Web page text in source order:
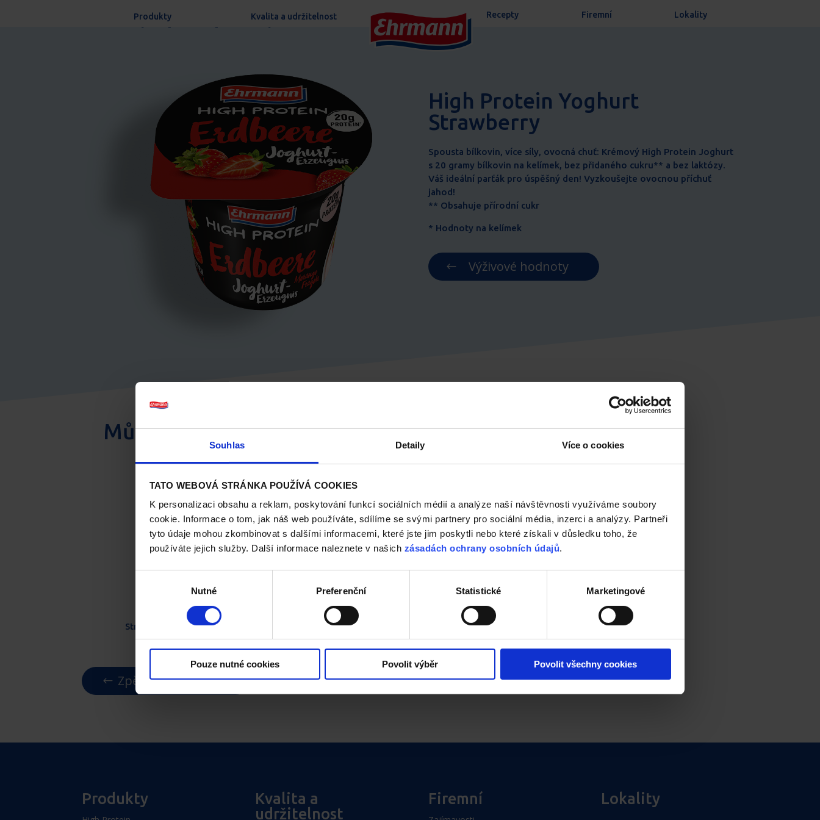
Souhlas Detaily Více o cookies
TATO WEBOVÁ STRÁNKA POUŽÍVÁ COOKIES
K personalizaci obsahu a reklam, poskytování funkcí sociálních médií a analýze naší návštěvnosti využíváme soubory
cookie. Informace o tom, jak náš web používáte, sdílíme se svými partnery pro sociální média, inzerci a analýzy. Partneři
tyto údaje mohou zkombinovat s dalšími informacemi, které jste jim poskytli nebo které získali v důsledku toho, že
používáte jejich služby. Další informace naleznete v našich zásadách ochrany osobních údajů.
Nutné Preferenční Statistické Marketingové
Pouze nutné cookies Povolit výběr Povolit všechny cookies
Produkty Kvalita a udržitelnost Recepty Firemní Lokality
High Protein Yoghurt Strawberry
High Protein Yoghurt
Strawberry
Spousta bílkovin, více síly, ovocná chuť: Krémový High Protein Joghurt
s 20 gramy bílkovin na kelímek, bez přidaného cukru** a bez laktózy.
Váš ideální parťák pro úspěšný den! Vyzkoušejte ovocnou příchuť
jahod!
** Obsahuje přírodní cukr
* Hodnoty na kelímek
Výživové hodnoty
Může se vám také líbit:
Stracciatella Mango
Zpět na High Protein
Produkty
Kvalita a
udržitelnost
Firemní Lokality